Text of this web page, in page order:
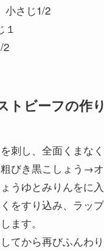
小さじ1/2
2
トビーフの作
刺し、全面くまなく
びき黒こしょう→オ
うゆとみりんをに
をすり込み、ラッ
ます。
てから再びふんわ